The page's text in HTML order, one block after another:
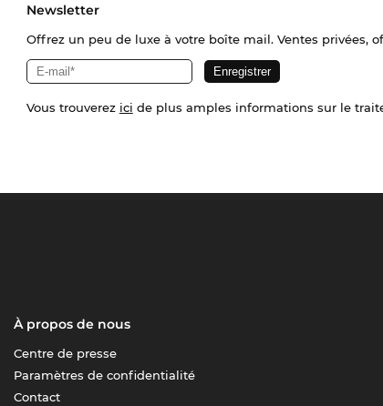
Newsletter
Offrez un peu de luxe à votre boîte mail. Ventes privées,
Vous trouverez ici de plus amples informations sur le
À propos de nous
Centre de presse
Paramètres de confidentialité
Contact